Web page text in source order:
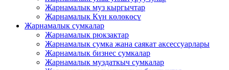
Жарнамалык муз кыргычтар
Жарнамалык Күн көлөкөсү
Жарнамалык сумкалар
Жарнамалык рюкзактар
Жарнамалык сумка жана саякат аксессуарлары
Жарнамалык бизнес сумкалар
Жарнамалык муздаткыч сумкалар